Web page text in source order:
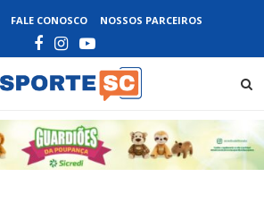
FALE CONOSCO NOSSOS PARCEIROS